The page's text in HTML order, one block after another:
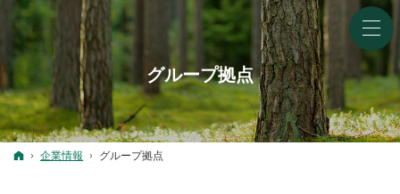
グループ拠点
ホーム
企業情報 グループ拠点